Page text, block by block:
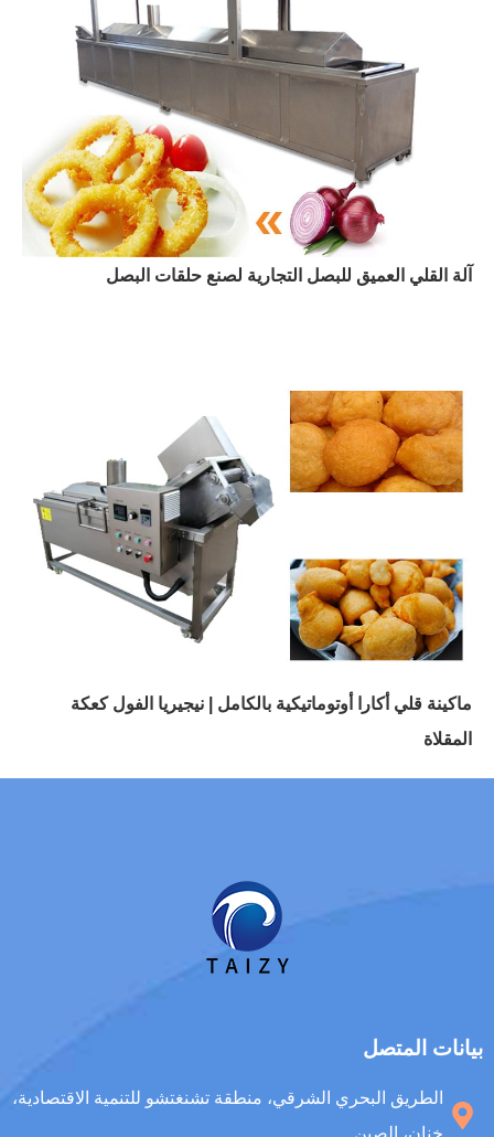
آلة القلي العميق للبصل التجارية لصنع حلقات البصل
ماكينة قلي أكارا أوتوماتيكية بالكامل | نيجيريا الفول كعكة
المقلاة
بيانات المتصل
الطريق البحري الشرقي، منطقة تشنغتشو للتنمية الاقتصادية،
خنان، الصين